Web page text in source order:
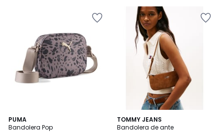
PUMA
Bandolera Pop
TOMMY JEANS
Bandolera de ante